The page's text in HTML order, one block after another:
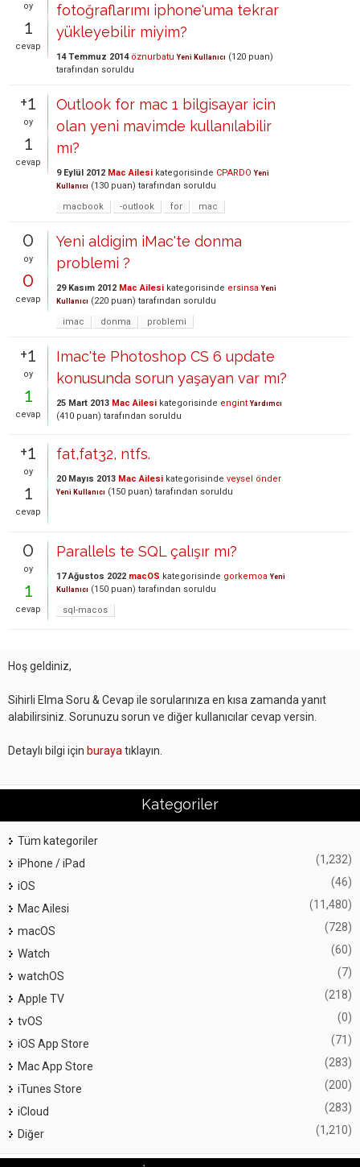
oy
1
cevap
fotoğraflarımı iphone'uma tekrar
yükleyebilir miyim?
14 Temmuz 2014 öznurbatu Yeni Kullanıcı (120 puan)
tarafından soruldu
+1
oy
1
cevap
Outlook for mac 1 bilgisayar icin
olan yeni mavimde kullanılabilir
mı?
9 Eylül 2012 Mac Ailesi kategorisinde CPARDO Yeni
Kullanıcı (130 puan) tarafından soruldu
macbook
-outlook for mac
0
oy
0
cevap
Yeni aldigim iMac'te donma
problemi ?
29 Kasım 2012 Mac Ailesi kategorisinde ersinsa Yeni
Kullanıcı (220 puan) tarafından soruldu
imac
donma problemi
+1
oy
1
cevap
Imac'te Photoshop CS 6 update
konusunda sorun yaşayan var mı?
25 Mart 2013 Mac Ailesi kategorisinde engint Yardımcı
(410 puan) tarafından soruldu
+1
oy
1
cevap
fat,fat32, ntfs.
20 Mayıs 2013 Mac Ailesi kategorisinde veysel önder
Yeni Kullanıcı (150 puan) tarafından soruldu
0
oy
1
cevap
Parallels te SQL çalışır mı?
17 Ağustos 2022 macOS kategorisinde gorkemoa Yeni
Kullanıcı (150 puan) tarafından soruldu
sql-macos
Hoş geldiniz,
Sihirli Elma Soru & Cevap ile sorularınıza en kısa zamanda yanıt
alabilirsiniz. Sorunuzu sorun ve diğer kullanıcılar cevap versin.
Detaylı bilgi için burayatıklayın.
Kategoriler
Tüm kategoriler
iPhone / iPad
(1,232)
iOS (46)
Mac Ailesi (11,480)
macOS (728)
Watch (60)
watchOS (7)
Apple TV (218)
tvOS (0)
iOS App Store (71)
Mac App Store (283)
iTunes Store (200)
iCloud (283)
Diğer (1,210)